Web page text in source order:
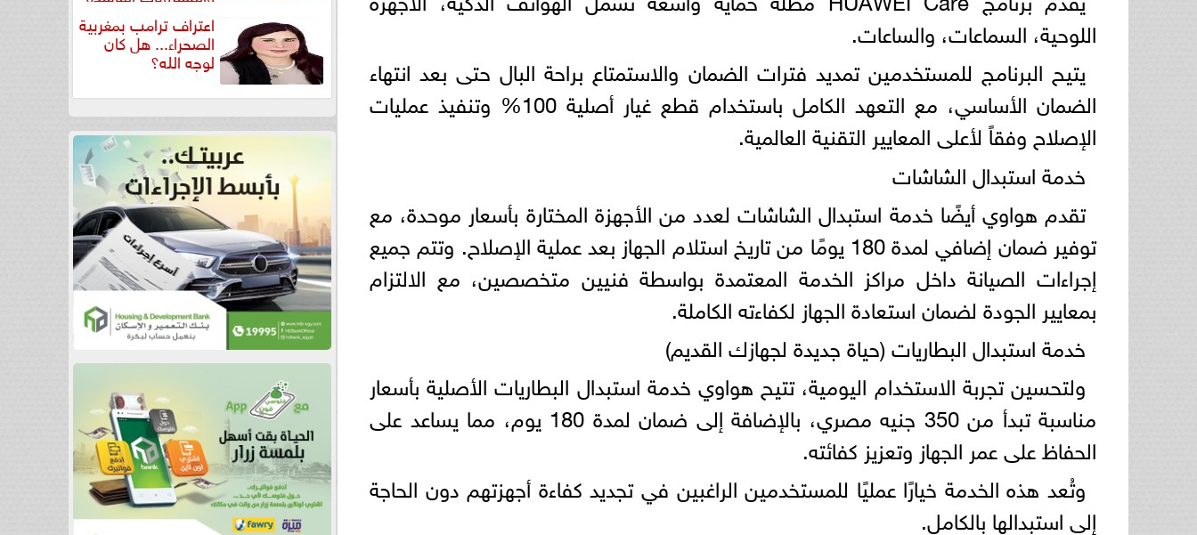
اللوحية، السماعات، والساعات.
يتيح البرنامج للمستخدمين تمديد فترات الضمان والاستمتاع براحة البال حتى بعد انتهاء
الضمان الأساسي، مع التعهد الكامل باستخدام قطع غيار أصلية 100% وتنفيذ عمليات
الإصلاح وفقاً لأعلى المعايير التقنية العالمية.
خدمة استبدال الشاشات
تقدم هواوي أيضًا خدمة استبدال الشاشات لعدد من الأجهزة المختارة بأسعار موحدة، مع
توفير ضمان إضافي لمدة 180 يومًا من تاريخ استلام الجهاز بعد عملية الإصلاح. وتتم جميع
إجراءات الصيانة داخل مراكز الخدمة المعتمدة بواسطة فنيين متخصصين، مع الالتزام
بمعايير الجودة لضمان استعادة الجهاز لكفاءته الكاملة.
خدمة استبدال البطاريات (حياة جديدة لجهازك القديم)
ولتحسين تجربة الاستخدام اليومية، تتيح هواوي خدمة استبدال البطاريات الأصلية بأسعار
مناسبة تبدأ من 350 جنيه مصري، بالإضافة إلى ضمان لمدة 180 يوم، مما يساعد على
الحفاظ على عمر الجهاز وتعزيز كفائته.
وتُعد هذه الخدمة خيارًا عمليًا للمستخدمين الراغبين في تجديد كفاءة أجهزتهم دون الحاجة
إلى استبدالها بالكامل.
اعتراف ترامب بمغربية
الصحراء... هل كان
لوجه الله؟